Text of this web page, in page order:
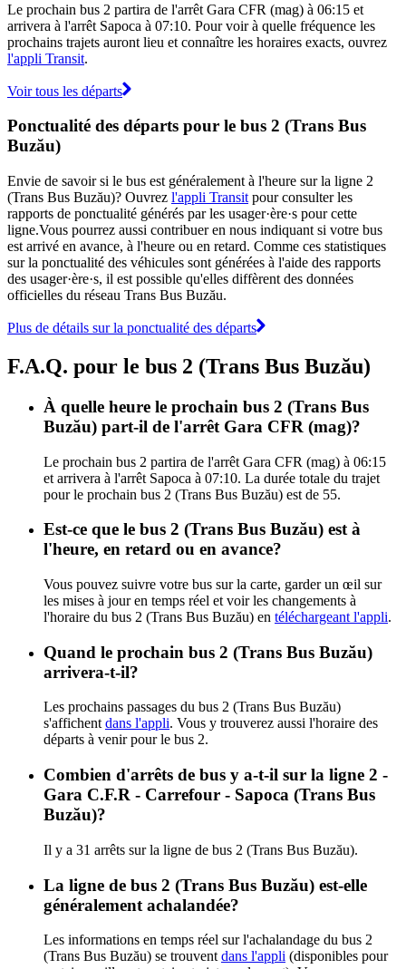
Le prochain bus 2 partira de l'arrêt Gara CFR (mag) à 06:15 et
arrivera à l'arrêt Sapoca à 07:10. Pour voir à quelle fréquence les
prochains trajets auront lieu et connaître les horaires exacts, ouvrez
l'appli Transit.
Voir tous les départs
Ponctualité des départs pour le bus 2 (Trans Bus
Buzău)
Envie de savoir si le bus est généralement à l'heure sur la ligne 2
(Trans Bus Buzău)? Ouvrez l'appli Transit pour consulter les
rapports de ponctualité générés par les usager·ère·s pour cette
ligne.Vous pourrez aussi contribuer en nous indiquant si votre bus
est arrivé en avance, à l'heure ou en retard. Comme ces statistiques
sur la ponctualité des véhicules sont générées à l'aide des rapports
des usager·ère·s, il est possible qu'elles diffèrent des données
officielles du réseau Trans Bus Buzău.
Plus de détails sur la ponctualité des départs
F.A.Q. pour le bus 2 (Trans Bus Buzău)
À quelle heure le prochain bus 2 (Trans Bus
Buzău) part-il de l'arrêt Gara CFR (mag)?
Le prochain bus 2 partira de l'arrêt Gara CFR (mag) à 06:15
et arrivera à l'arrêt Sapoca à 07:10. La durée totale du trajet
pour le prochain bus 2 (Trans Bus Buzău) est de 55.
Est-ce que le bus 2 (Trans Bus Buzău) est à
l'heure, en retard ou en avance?
Vous pouvez suivre votre bus sur la carte, garder un œil sur
les mises à jour en temps réel et voir les changements à
l'horaire du bus 2 (Trans Bus Buzău) en téléchargeant l'appli.
Quand le prochain bus 2 (Trans Bus Buzău)
arrivera-t-il?
Les prochains passages du bus 2 (Trans Bus Buzău)
s'affichent dans l'appli. Vous y trouverez aussi l'horaire des
départs à venir pour le bus 2.
Combien d'arrêts de bus y a-t-il sur la ligne 2 -
Gara C.F.R - Carrefour - Sapoca (Trans Bus
Buzău)?
Il y a 31 arrêts sur la ligne de bus 2 (Trans Bus Buzău).
La ligne de bus 2 (Trans Bus Buzău) est-elle
généralement achalandée?
Les informations en temps réel sur l'achalandage du bus 2
(Trans Bus Buzău) se trouvent dans l'appli (disponibles pour